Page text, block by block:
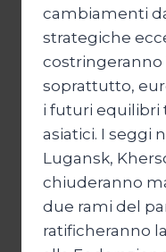
cambiamenti
strategiche
costringeranno
soprattutto,
i futuri equilibri
asiatici. I seggi
Lugansk,
chiuderanno
due rami del
ratificheranno